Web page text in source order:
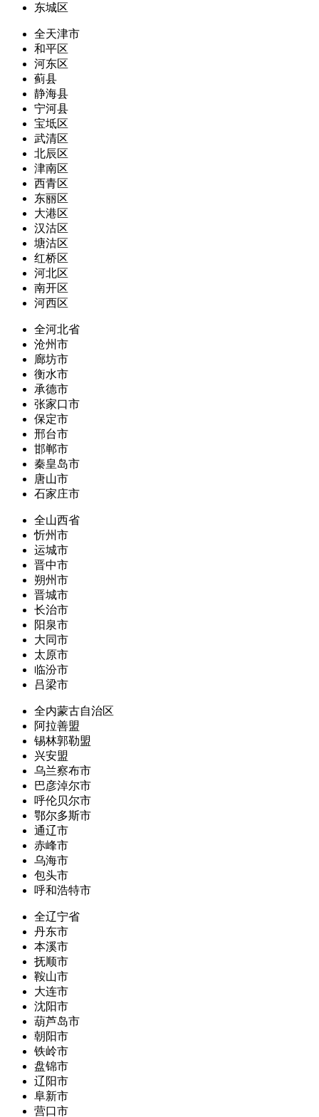
东城区
全天津市
和平区
河东区
蓟县
静海县
宁河县
宝坻区
武清区
北辰区
津南区
西青区
东丽区
大港区
汉沽区
塘沽区
红桥区
河北区
南开区
河西区
全河北省
沧州市
廊坊市
衡水市
承德市
张家口市
保定市
邢台市
邯郸市
秦皇岛市
唐山市
石家庄市
全山西省
忻州市
运城市
晋中市
朔州市
晋城市
长治市
阳泉市
大同市
太原市
临汾市
吕梁市
全内蒙古自治区
阿拉善盟
锡林郭勒盟
兴安盟
乌兰察布市
巴彦淖尔市
呼伦贝尔市
鄂尔多斯市
通辽市
赤峰市
乌海市
包头市
呼和浩特市
全辽宁省
丹东市
本溪市
抚顺市
鞍山市
大连市
沈阳市
葫芦岛市
朝阳市
铁岭市
盘锦市
辽阳市
阜新市
营口市